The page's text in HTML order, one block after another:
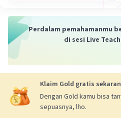
Beri Rating·0.0(0)
27 Januari 2024 04:35
dua unsur atau lebih
memiliki status
Perdalam pemahamanmu
di sesi Live
Klaim Gold gratis
Dengan Gold kamu bisa
sepuasnya, lho.